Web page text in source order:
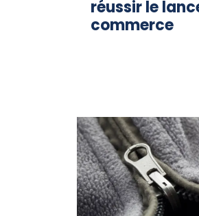
réussir le
commerce